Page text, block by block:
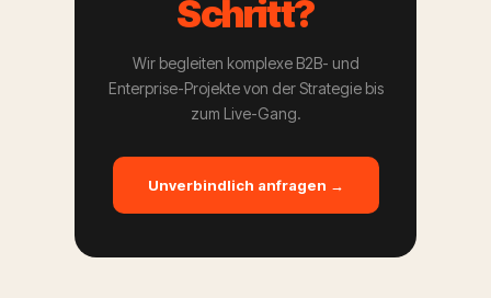
Schritt?
Wir begleiten komplexe B2B- und
Enterprise-Projekte von der Strategie bis
zum Live-Gang.
Unverbindlich anfragen →